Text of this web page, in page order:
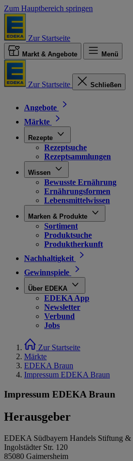
Zum Hauptbereich springen
Zur Startseite
Markt & Angebote Menü
Zur Startseite Schließen
Angebote
Märkte
Rezepte
Rezeptsuche
Rezeptsammlungen
Wissen
Bewusste Ernährung
Ernährungsformen
Lebensmittelwissen
Marken & Produkte
Sortiment
Produktsuche
Produktherkunft
Nachhaltigkeit
Gewinnspiele
Über EDEKA
EDEKA App
Newsletter
Verbund
Jobs
Zur Startseite
Märkte
EDEKA Braun
Impressum EDEKA Braun
Impressum EDEKA Braun
Herausgeber
EDEKA Südbayern Handels Stiftung
Ingolstädter Str. 120
85080 Gaimersheim